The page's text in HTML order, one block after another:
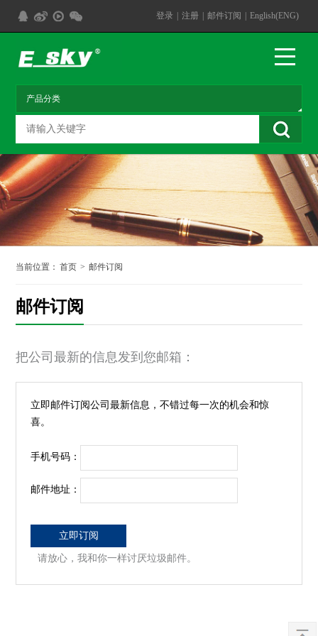
登录 注册 邮件订阅 English(ENG)
邮件订阅
当前位置： 首页 > 邮件订阅
把公司最新的信息发到您邮箱：
立即邮件订阅公司最新信息，不错过每一次的机会和惊
喜。
手机号码：
邮件地址：
请放心，我和你一样讨厌垃圾邮件。